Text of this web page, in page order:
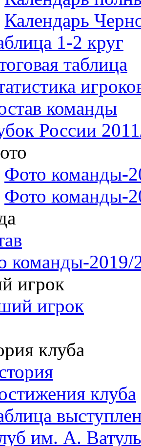
Календарь
1-2 круг
таблица
команды
России
Фото команды-
Фото команды-
команды-2019/
игрок
игрок
клуба
клуба
им. А.